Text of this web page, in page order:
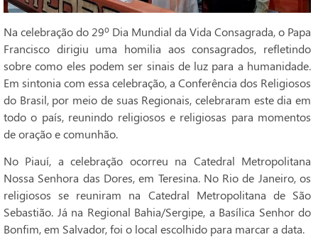
Na celebração do 29º Dia Mundial da Vida Consagrada, o Papa
Francisco dirigiu uma homilia aos consagrados, refletindo
sobre como eles podem ser sinais de luz para a humanidade.
Em sintonia com essa celebração, a Conferência dos Religiosos
do Brasil, por meio de suas Regionais, celebraram este dia em
todo o país, reunindo religiosos e religiosas para momentos
de oração e comunhão.
No Piauí, a celebração ocorreu na Catedral Metropolitana
Nossa Senhora das Dores, em Teresina. No Rio de Janeiro, os
religiosos se reuniram na Catedral Metropolitana de São
Sebastião. Já na Regional Bahia/Sergipe, a Basílica Senhor do
Bonfim, em Salvador, foi o local escolhido para marcar a data.